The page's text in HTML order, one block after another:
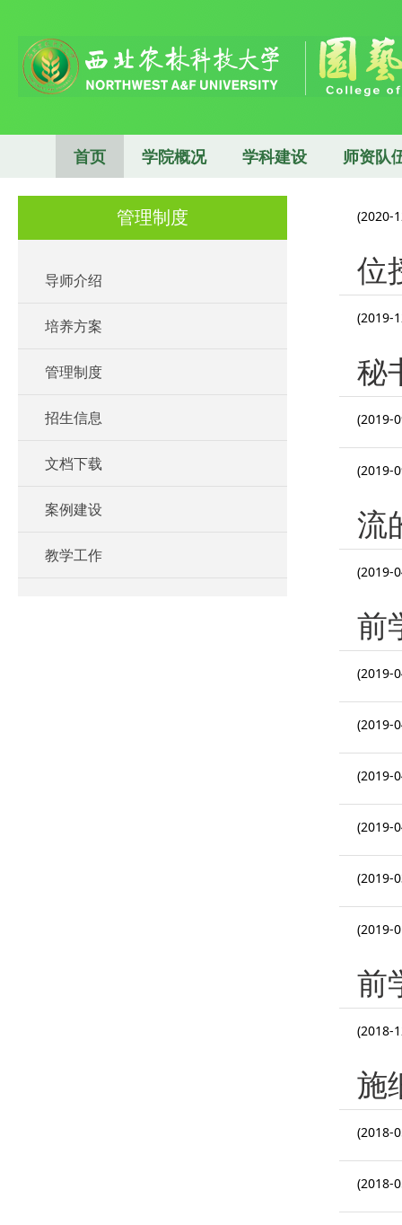
首页 学院概况 学科建设 师资队
管理制度
导师介绍
培养方案
管理制度
招生信息
文档下载
案例建设
教学工作
(2020-
位
(2019-
秘
(2019-
(2019-
流
(2019-
前
(2019-
(2019-
(2019-
(2019-
(2019-
(2019-
前
(2018-
施
(2018-
(2018-